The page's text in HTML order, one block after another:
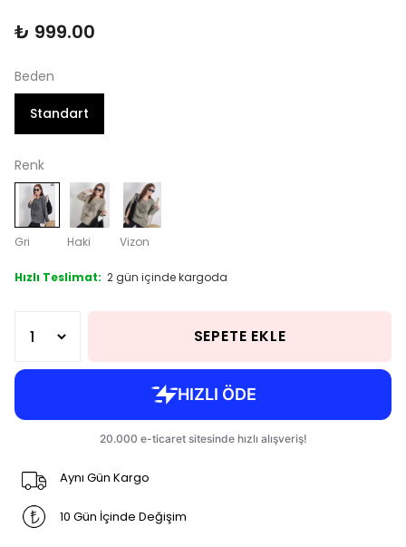
₺ 999.00
Beden
Standart
Renk
Gri Haki Vizon
Hızlı Teslimat: 2 gün içinde kargoda
SEPETE EKLE
Aynı Gün Kargo
10 Gün İçinde Değişim